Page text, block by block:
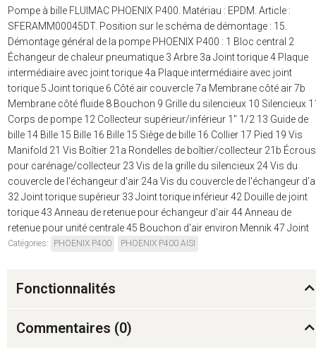
Pompe à bille FLUIMAC PHOENIX P400. Matériau : EPDM. Article :
SFERAMM00045DT. Position sur le schéma de démontage : 15.
Démontage général de la pompe PHOENIX P400 : 1 Bloc central 2
Échangeur de chaleur pneumatique 3 Arbre 3a Joint torique 4 Plaque
intermédiaire avec joint torique 4a Plaque intermédiaire avec joint
torique 5 Joint torique 6 Côté air couvercle 7a Membrane côté air 7b
Membrane côté fluide 8 Bouchon 9 Grille du silencieux 10 Silencieux
Corps de pompe 12 Collecteur supérieur/inférieur 1" 1/2 13 Guide de
bille 14 Bille 15 Bille 16 Bille 15 Siège de bille 16 Collier 17 Pied 19 Vis
Manifold 21 Vis Boîtier 21a Rondelles de boîtier/collecteur 21b Écrous
pour carénage/collecteur 23 Vis de la grille du silencieux 24 Vis du
couvercle de l'échangeur d'air 24a Vis du couvercle de l'échangeur
32 Joint torique supérieur 33 Joint torique inférieur 42 Douille de joint
torique 43 Anneau de retenue pour échangeur d'air 44 Anneau de
retenue pour unité centrale 45 Bouchon d'air environ Mennik 47 Joint
Catégories: PHOENIX P400 PHOENIX P400 AISI
Fonctionnalités
Commentaires (0)